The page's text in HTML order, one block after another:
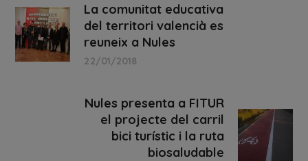
La comunitat educativa
del territori valencià es
reuneix a Nules
22/01/2018
Nules presenta a FITUR
el projecte del carril
bici turístic i la ruta
biosaludable